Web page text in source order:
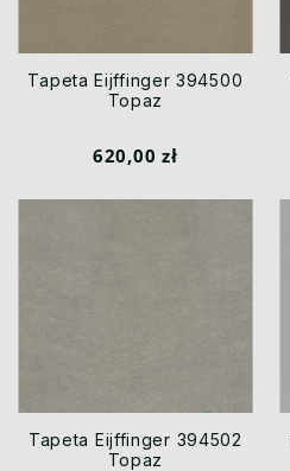
Tapeta Eijffinger 394500
Topaz
620,00 zł
Tapeta Eijffinger 394502
Topaz